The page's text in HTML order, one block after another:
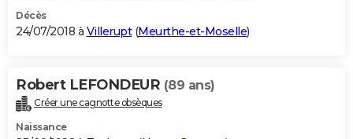
Décès
24/07/2018 à Villerupt(Meurthe-et-Moselle)
Robert LEFONDEUR (89 ans)
Créer une cagnotte obsèques
Naissance